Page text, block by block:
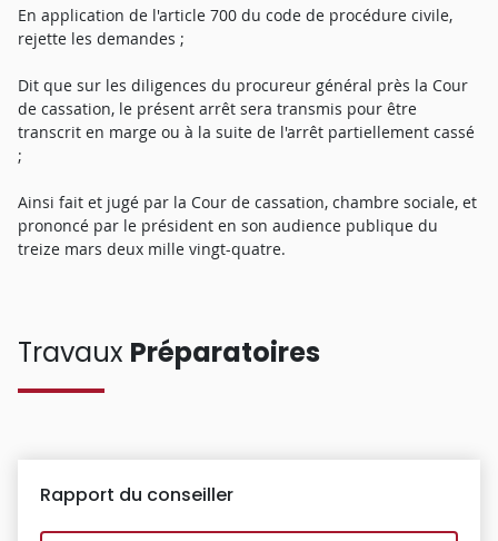
En application de l'article 700 du code de procédure civile,
rejette les demandes ;
Dit que sur les diligences du procureur général près la Cour
de cassation, le présent arrêt sera transmis pour être
transcrit en marge ou à la suite de l'arrêt partiellement cassé
;
Ainsi fait et jugé par la Cour de cassation, chambre sociale, et
prononcé par le président en son audience publique du
treize mars deux mille vingt-quatre.
Travaux Préparatoires
Rapport du conseiller